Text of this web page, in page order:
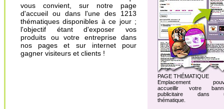
vous convient, sur notre page
d'accueil ou dans l'une des 1213
thématiques disponibles à ce jour ;
l'objectif étant d'exposer vos
produits ou votre entreprise dans
nos pages et sur internet pour
gagner visiteurs et clients !
PAGE THÉMATIQUE
Emplacement
accueillir votre
publicitaire dans
thématique.